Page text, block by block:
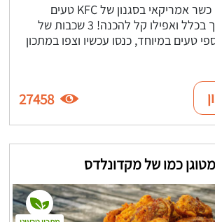
מתכון לעוף מטוגן כשר אמריקאי בסגנון של KFC טעים
במיוחד! לא מסובך בכלל ואפילו קל להכנה! 3 שכבות של
טעים במיוחד, כנסו עכשיו וצפו במתכון
27458
כמו של מקדונלדס